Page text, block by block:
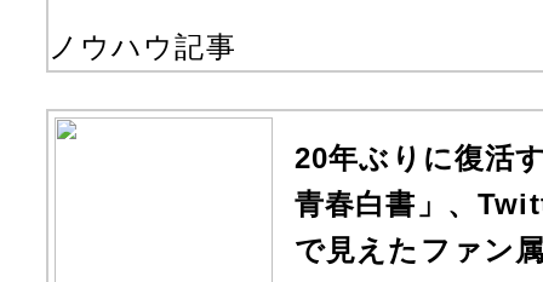
ノウハウ記事
20年ぶりに復活
青春白書」、
で見えたファン